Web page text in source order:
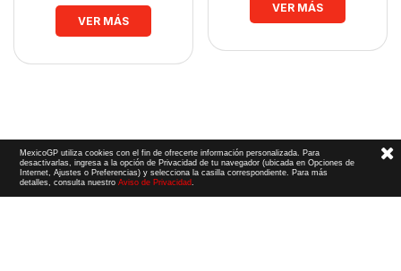
VER MÁS
VER MÁS
MexicoGP utiliza cookies con el fin de ofrecerte información personalizada. Para
desactivarlas, ingresa a la opción de Privacidad de tu navegador (ubicada en Opciones de
Internet, Ajustes o Preferencias) y selecciona la casilla correspondiente. Para más
detalles, consulta nuestroAviso de Privacidad.